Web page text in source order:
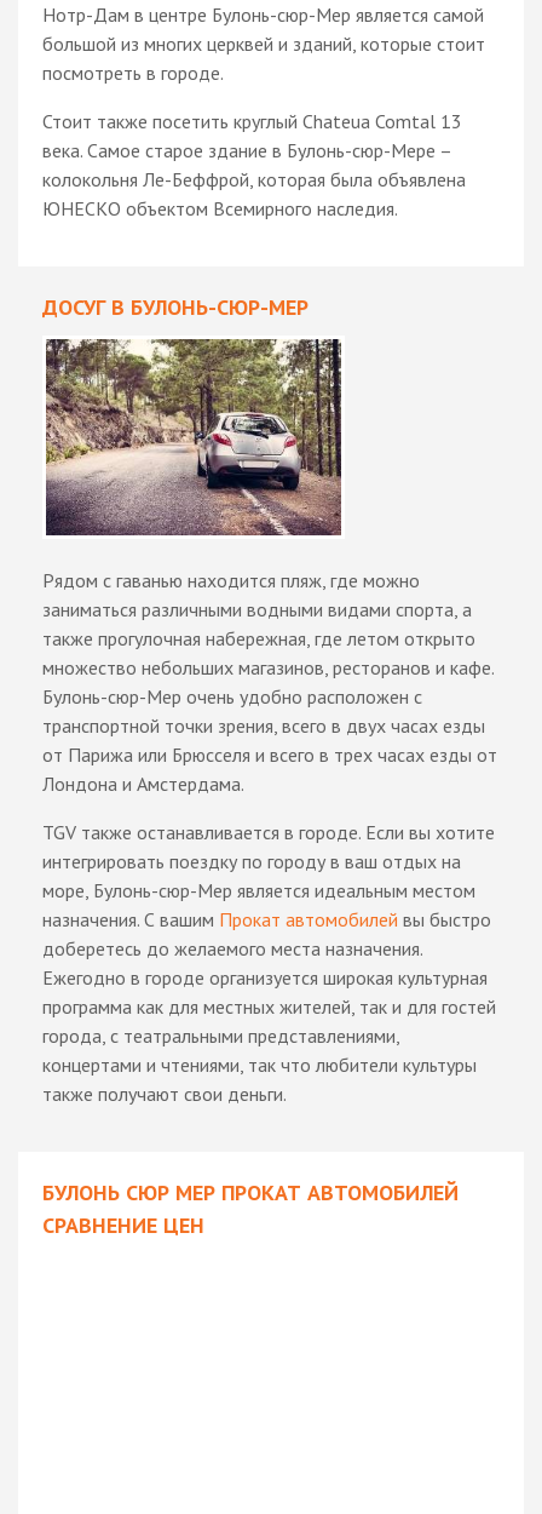
Нотр-Дам в центре Булонь-сюр-Мер является самой
большой из многих церквей и зданий, которые стоит
посмотреть в городе.
Стоит также посетить круглый Chateua Comtal 13
века. Самое старое здание в Булонь-сюр-Мере –
колокольня Ле-Беффрой, которая была объявлена
ЮНЕСКО объектом Всемирного наследия.
ДОСУГ В БУЛОНЬ-СЮР-МЕР
Рядом с гаванью находится пляж, где можно
заниматься различными водными видами спорта, а
также прогулочная набережная, где летом открыто
множество небольших магазинов, ресторанов и кафе.
Булонь-сюр-Мер очень удобно расположен с
транспортной точки зрения, всего в двух часах езды
от Парижа или Брюсселя и всего в трех часах езды от
Лондона и Амстердама.
TGV также останавливается в городе. Если вы хотите
интегрировать поездку по городу в ваш отдых на
море, Булонь-сюр-Мер является идеальным местом
назначения. С вашим Прокат автомобилей вы быстро
доберетесь до желаемого места назначения.
Ежегодно в городе организуется широкая культурная
программа как для местных жителей, так и для гостей
города, с театральными представлениями,
концертами и чтениями, так что любители культуры
также получают свои деньги.
БУЛОНЬ СЮР МЕР ПРОКАТ АВТОМОБИЛЕЙ
СРАВНЕНИЕ ЦЕН